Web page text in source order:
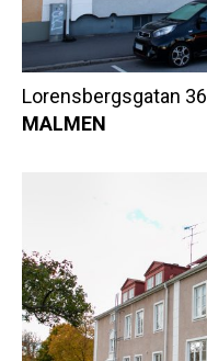
Lorensbergsgatan 36
MALMEN